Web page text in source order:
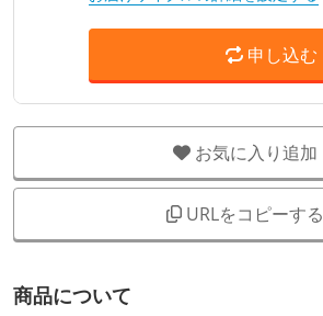
申し込む
お気に入り追加
URLをコピーする
商品について